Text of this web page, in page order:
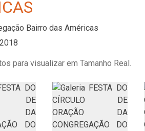
Bairro das Américas
para visualizar em Tamanho Real.